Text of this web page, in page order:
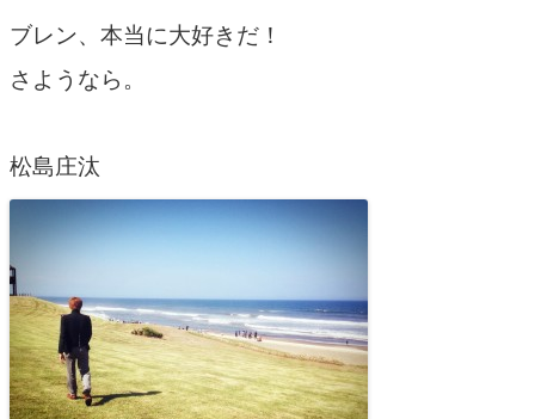
ブレン、本当に大好きだ！
さようなら。
松島庄汰